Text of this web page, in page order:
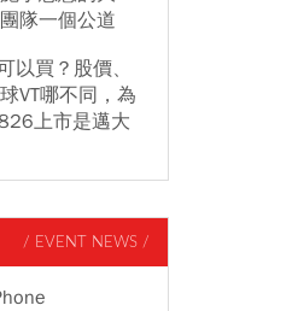
隊一個公道
以買？股價、
VT哪不同，為
上市是邁大
/ EVENT NEWS /